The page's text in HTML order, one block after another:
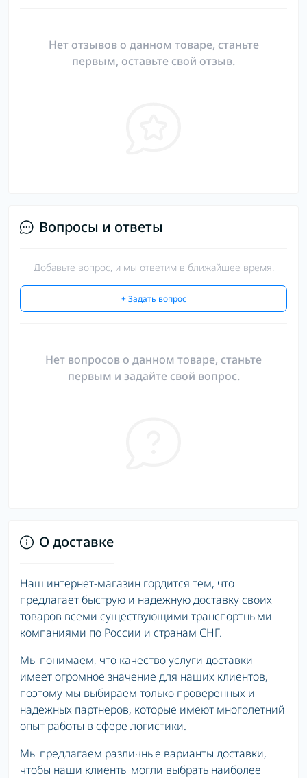
Нет отзывов о данном товаре, станьте
первым, оставьте свой отзыв.
Вопросы и ответы
Добавьте вопрос, и мы ответим в ближайшее время.
+ Задать вопрос
Нет вопросов о данном товаре, станьте
первым и задайте свой вопрос.
О доставке
Наш интернет-магазин гордится тем, что
предлагает быструю и надежную доставку своих
товаров всеми существующими транспортными
компаниями по России и странам СНГ.
Мы понимаем, что качество услуги доставки
имеет огромное значение для наших клиентов,
поэтому мы выбираем только проверенных и
надежных партнеров, которые имеют многолетний
опыт работы в сфере логистики.
Мы предлагаем различные варианты доставки,
чтобы наши клиенты могли выбрать наиболее